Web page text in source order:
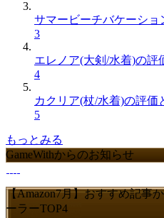
サマービーチバケーショ
3
エレノア(大剣/水着)の評
4
カクリア(杖/水着)の評価
5
もっとみる
GameWithからのお知らせ
【Amazon7月】おすすめ記事
ーラーTOP4